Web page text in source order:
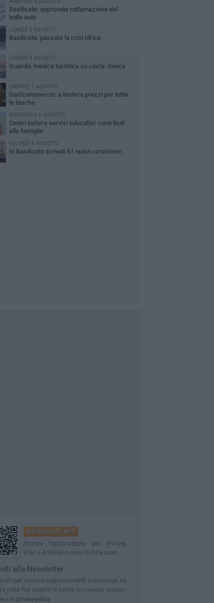
Basilicata: approvata rottamazione del
bollo auto
LUNEDÌ 3 AGOSTO
Basilicata: passata la crisi idrica
LUNEDÌ 3 AGOSTO
Guardia medica turistica su costa Jonica
SABATO 1 AGOSTO
Confcommercio: a Matera prezzi per tutte
le tasche
DOMENICA 2 AGOSTO
Centri estivi e servizi educativi: contributi
alle famiglie
GIOVEDÌ 6 AGOSTO
In Basilicata arrivati 61 nuovi carabinieri
MATERALIFE APP
Scarica l'applicazione per iPhone,
iPad e Android e ricevi notizie push
alla Newsletter
per ricevere aggiornamenti e contenuti da
nella tua casella di posta Iscrivendoti accetti i
e la privacy policy